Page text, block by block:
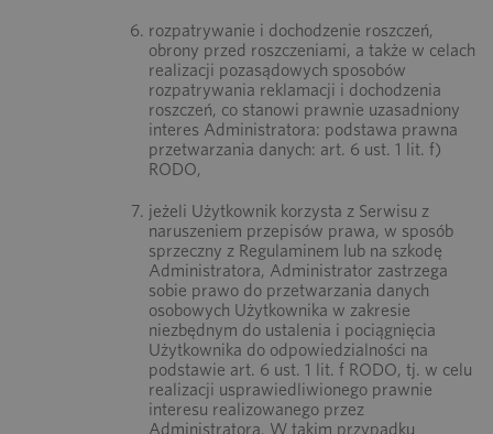
rozpatrywanie i dochodzenie roszczeń,
obrony przed roszczeniami, a także w celach
realizacji pozasądowych sposobów
rozpatrywania reklamacji i dochodzenia
roszczeń, co stanowi prawnie uzasadniony
interes Administratora: podstawa prawna
przetwarzania danych: art. 6 ust. 1 lit. f)
RODO,
jeżeli Użytkownik korzysta z Serwisu z
naruszeniem przepisów prawa, w sposób
sprzeczny z Regulaminem lub na szkodę
Administratora, Administrator zastrzega
sobie prawo do przetwarzania danych
osobowych Użytkownika w zakresie
niezbędnym do ustalenia i pociągnięcia
Użytkownika do odpowiedzialności na
podstawie art. 6 ust. 1 lit. f RODO, tj. w celu
realizacji usprawiedliwionego prawnie
interesu realizowanego przez
Administratora. W takim przypadku